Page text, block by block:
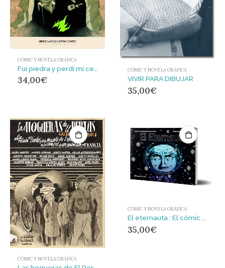
CÓMIC Y NOVELA GRÁFICA
34,00€
CÓMIC Y NOVELA GRÁFICA
VIVIR PARA DIBUJAR
35,00€
CÓMIC Y NOVELA GRÁFICA
CÓMIC Y NOVELA GRÁFICA
El eternauta : El cómic que inspiró la serie de Netflix
35,00€